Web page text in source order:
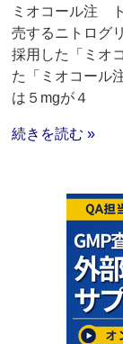
ミオコール注
売するニトログ
採用した「ミオ
た「ミオコール
は５mgが４
続きを読む »